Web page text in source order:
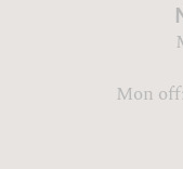
Mon